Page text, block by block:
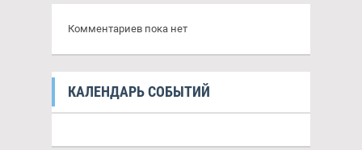
Комментариев пока нет
КАЛЕНДАРЬ СОБЫТИЙ